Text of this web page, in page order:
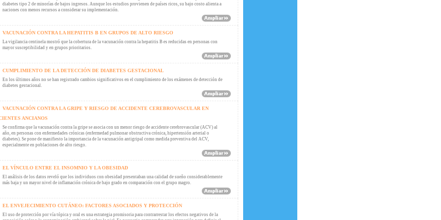
diabetes tipo 2 de minorías de bajos ingresos. Aunque los estudios provienen de países ricos, su bajo costo alienta a
naciones con menos recursos a considerar su implementación.
VACUNACIÓN CONTRA LA HEPATITIS B EN GRUPOS DE ALTO RIESGO
La vigilancia centinela mostró que la cobertura de la vacunación contra la hepatitis B es reducidas en personas con
mayor susceptibilidad y en grupos prioritarios.
CUMPLIMIENTO DE LA DETECCIÓN DE DIABETES GESTACIONAL
En los últimos años no se han registrado cambios significativos en el cumplimiento de los exámenes de detección de
diabetes gestacional.
VACUNACIÓN CONTRA LA GRIPE Y RIESGO DE ACCIDENTE CEREBROVASCULAR EN
ANCIANOS
Se confirma que la vacunación contra la gripe se asocia con un menor riesgo de accidente cerebrovascular (ACV) al
año, en personas con enfermedades crónicas (enfermedad pulmonar obstructiva crónica, hipertensión arterial o
diabetes). Se pone de manifiesto la importancia de la vacunación antigripal como medida preventiva del ACV,
especialmente en poblaciones de alto riesgo.
EL VÍNCULO ENTRE EL INSOMNIO Y LA OBESIDAD
El análisis de los datos reveló que los individuos con obesidad presentaban una calidad de sueño considerablemente
más baja y un mayor nivel de inflamación crónica de bajo grado en comparación con el grupo magro.
EL ENVEJECIMIENTO CUTÁNEO: FACTORES ASOCIADOS Y PROTECCIÓN
El uso de protección por vía tópica y oral es una estrategia promisoria para contrarrestar los efectos negativos de la